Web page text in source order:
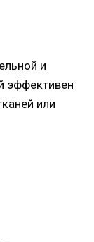
и
эффективен
или